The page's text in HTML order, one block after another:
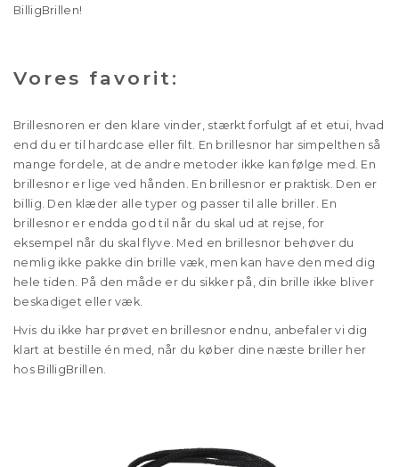
BilligBrillen!
Vores favorit:
Brillesnoren er den klare vinder, stærkt forfulgt af et etui, hvad
end du er til hardcase eller filt. En brillesnor har simpelthen så
mange fordele, at de andre metoder ikke kan følge med. En
brillesnor er lige ved hånden. En brillesnor er praktisk. Den er
billig. Den klæder alle typer og passer til alle briller. En
brillesnor er endda god til når du skal ud at rejse, for
eksempel når du skal flyve. Med en brillesnor behøver du
nemlig ikke pakke din brille væk, men kan have den med dig
hele tiden. På den måde er du sikker på, din brille ikke bliver
beskadiget eller væk.
Hvis du ikke har prøvet en brillesnor endnu, anbefaler vi dig
klart at bestille én med, når du køber dine næste briller her
hos BilligBrillen.